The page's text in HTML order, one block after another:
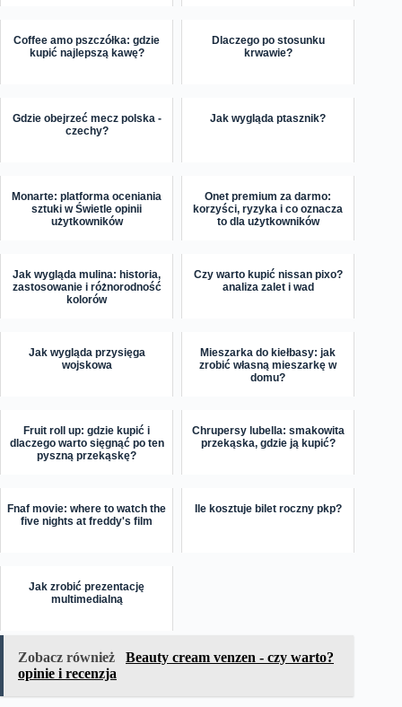
Coffee amo pszczółka: gdzie
kupić najlepszą kawę?
Dlaczego po stosunku
krwawie?
Gdzie obejrzeć mecz polska -
czechy?
Jak wygląda ptasznik?
Monarte: platforma oceniania
sztuki w Świetle opinii
użytkowników
Onet premium za darmo:
korzyści, ryzyka i co oznacza
to dla użytkowników
Jak wygląda mulina: historia,
zastosowanie i różnorodność
kolorów
Czy warto kupić nissan pixo?
analiza zalet i wad
Jak wygląda przysięga
wojskowa
Mieszarka do kiełbasy: jak
zrobić własną mieszarkę w
domu?
Fruit roll up: gdzie kupić i
dlaczego warto sięgnąć po ten
pyszną przekąskę?
Chrupersy lubella: smakowita
przekąska, gdzie ją kupić?
Fnaf movie: where to watch the
five nights at freddy's film
Ile kosztuje bilet roczny pkp?
Jak zrobić prezentację
multimedialną
Zobacz również
Beauty cream venzen - czy warto?
opinie i recenzja